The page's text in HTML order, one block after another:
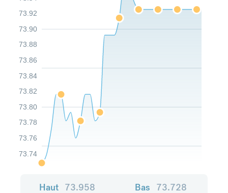
73.74
73.76
73.78
73.80
73.82
73.84
73.86
73.88
73.90
73.92
Haut 73.958 Bas 73.728